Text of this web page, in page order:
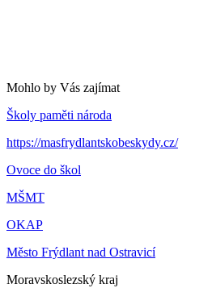
Mohlo by Vás zajímat
Školy paměti národa
https://masfrydlantskobeskydy.cz/
Ovoce do škol
MŠMT
OKAP
Město Frýdlant nad Ostravicí
Moravskoslezský kraj